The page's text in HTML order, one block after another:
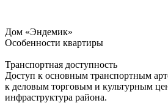
Дом «Эндемик»
Особенности квартиры
Транспортная доступность
Доступ к основным транспортным
к деловым торговым и культурным
инфраструктура района.